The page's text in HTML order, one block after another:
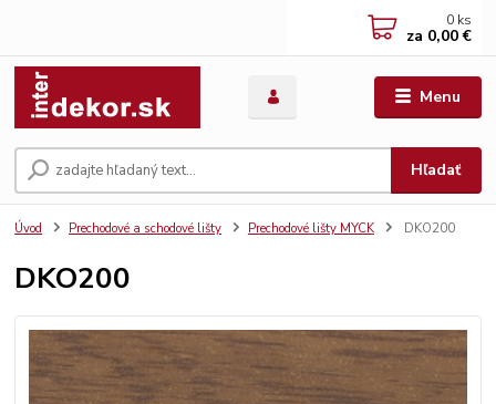
Menu
Hľadať
0 ks
za 0,00 €
Úvod Prechodové a schodové lišty Prechodové lišty MYCK DKO200
DKO200